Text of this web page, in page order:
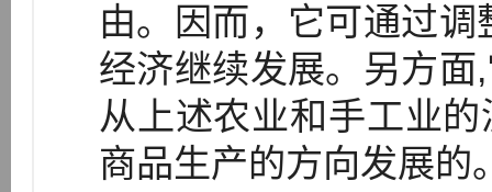
由。因而，它可通过
经济继续发展。另方
从上述农业和手工业
商品生产的方向发展的